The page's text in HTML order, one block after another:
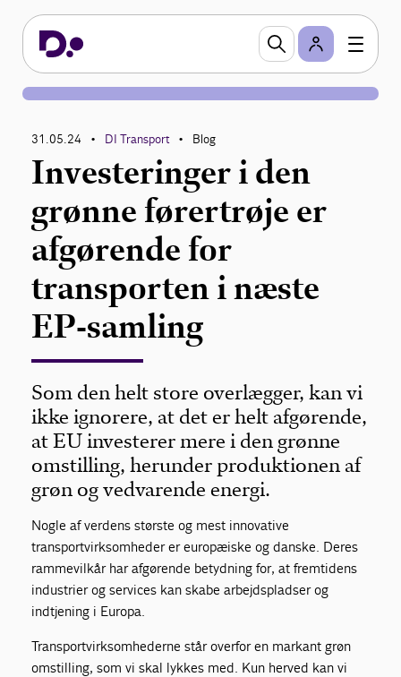
31.05.24 • DI Transport • Blog
Investeringer i den
grønne førertrøje er
afgørende for
transporten i næste
EP-samling
Som den helt store overlægger, kan vi
ikke ignorere, at det er helt afgørende,
at EU investerer mere i den grønne
omstilling, herunder produktionen af
grøn og vedvarende energi.
Nogle af verdens største og mest innovative
transportvirksomheder er europæiske og danske. Deres
rammevilkår har afgørende betydning for, at fremtidens
industrier og services kan skabe arbejdspladser og
indtjening i Europa.
Transportvirksomhederne står overfor en markant grøn
omstilling, som vi skal lykkes med. Kun herved kan vi